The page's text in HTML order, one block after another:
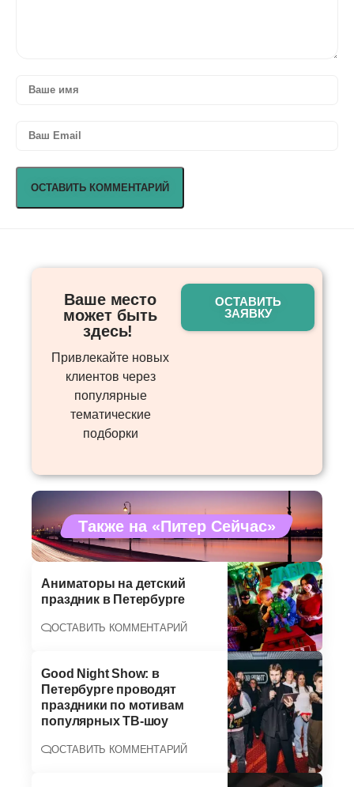
Ваше место
может быть
здесь! ​
Привлекайте новых
клиентов через
популярные
тематические
подборки
ОСТАВИТЬ
ЗАЯВКУ
Также на «Питер Сейчас»
Аниматоры на детский
праздник в Петербурге
ОСТАВИТЬ КОММЕНТАРИЙ
Good Night Show: в
Петербурге проводят
праздники по мотивам
популярных ТВ-шоу
ОСТАВИТЬ КОММЕНТАРИЙ